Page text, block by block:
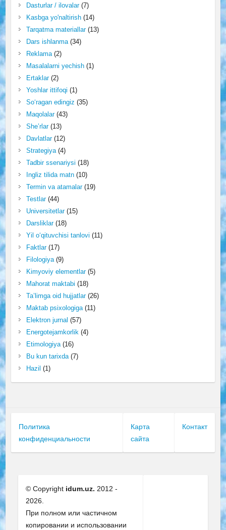
Dasturlar / ilovalar(7)
Kasbga yo'naltirish(14)
Tarqatma materiallar(13)
Dars ishlanma(34)
Reklama(2)
Masalalarni yechish(1)
Ertaklar(2)
Yoshlar ittifoqi (1)
So‘ragan edingiz (35)
Maqolalar(43)
She’rlar(13)
Davlatlar(12)
Strategiya(4)
Tadbir ssenariysi (18)
Ingliz tilida matn(10)
Termin va atamalar(19)
Testlar(44)
Universitetlar(15)
Darsliklar(18)
Yil o‘qituvchisi tanlovi (11)
Faktlar(17)
Filologiya(9)
Kimyoviy elementlar(5)
Mahorat maktabi (18)
Ta’limga oid hujjatlar(26)
Maktab psixologiga(11)
Elektron jurnal (57)
Energotejamkorlik(4)
Etimologiya(16)
Bu kun tarixda(7)
Hazil (1)
Политика
конфиденциальности
Карта
сайта
Контакт
© Copyright idum.uz. 2012 -
2026.
При полном или частичном
копировании и использовании